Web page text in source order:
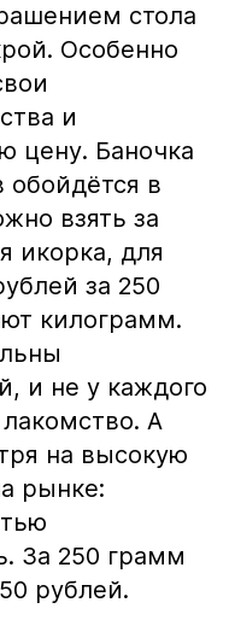
стола
Особенно
и
цену. Баночка
обойдётся в
взять за
икорка, для
за 250
килограмм.
и не у каждого
А
на высокую
рынке:
За 250 грамм
рублей.